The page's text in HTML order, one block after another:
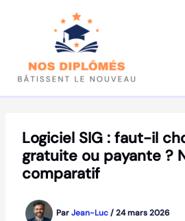
Logiciel SIG : faut-il
gratuite ou payante ?
comparatif
ParJean-Luc/24 mars 2026